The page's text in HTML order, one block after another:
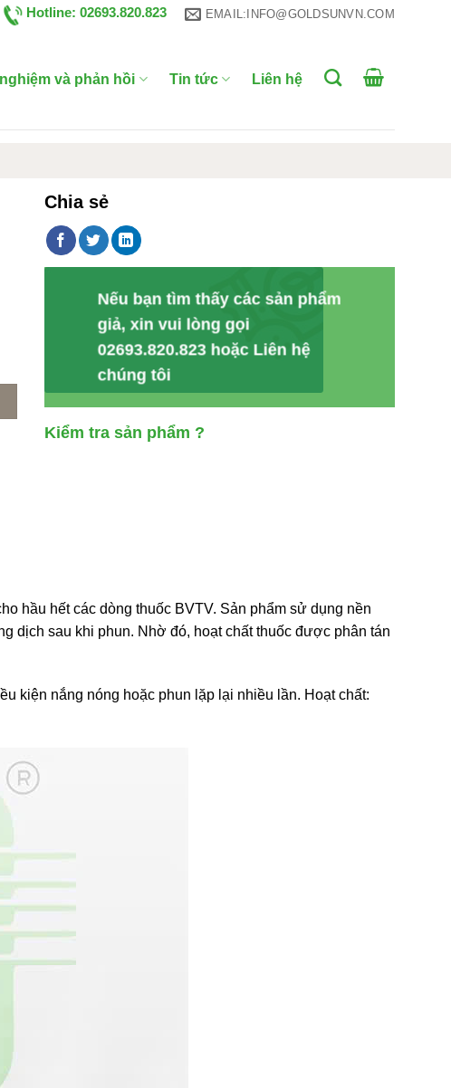
Hotline: 02693.820.823 EMAIL:INFO@GOLDSUNVN.COM
và phản hồi Tin tức Liên hệ
số lượng
Chia sẻ
Nếu bạn tìm thấy các sản phẩm
giả, xin vui lòng gọi
02693.820.823 hoặc Liên hệ
chúng tôi
Kiểm tra sản phẩm ?
hầu hết các dòng thuốc BVTV. Sản phẩm sử dụng nền
dịch sau khi phun. Nhờ đó, hoạt chất thuốc được phân tán
kiện nắng nóng hoặc phun lặp lại nhiều lần. Hoạt chất: